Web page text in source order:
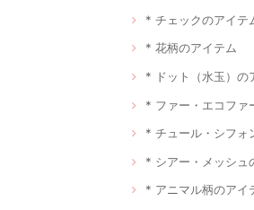
* チェックのアイテ
* 花柄のアイテム
* ドット（水玉）の
* ファー・エコファ
* チュール・シフォ
* シアー・メッシュ
* アニマル柄のアイ